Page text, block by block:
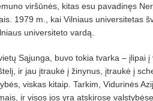
viršūnės, kitas esu pavadinęs
1979 m., kai Vilniaus universitetas
universiteto vardą.
Sąjunga, buvo tokia tvarka – įlipai
ir jau įtraukė į žinynus, įtraukė į
viskas kitaip. Tarkim, Vidurinės
ir visos jos yra atskirose